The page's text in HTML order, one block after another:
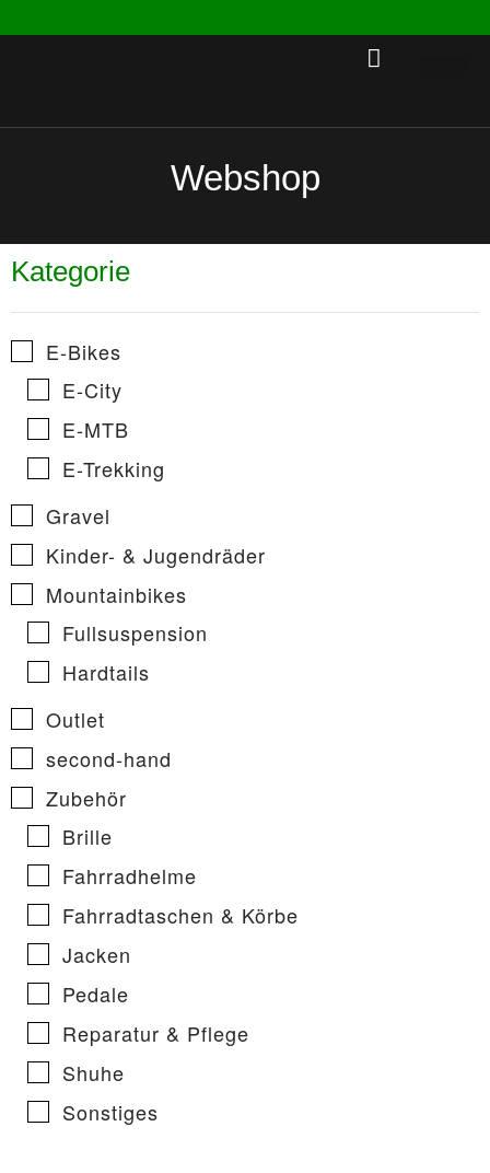
Webshop
Kategorie
E-Bikes
E-City
E-MTB
E-Trekking
Gravel
Kinder- & Jugendräder
Mountainbikes
Fullsuspension
Hardtails
Outlet
second-hand
Zubehör
Brille
Fahrradhelme
Fahrradtaschen & Körbe
Jacken
Pedale
Reparatur & Pflege
Shuhe
Sonstiges